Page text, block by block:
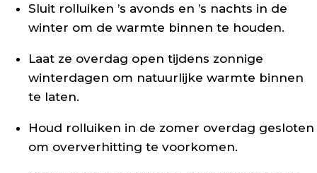
Sluit rolluiken ’s avonds en ’s nachts in de
winter om de warmte binnen te houden.
Laat ze overdag open tijdens zonnige
winterdagen om natuurlijke warmte binnen
te laten.
Houd rolluiken in de zomer overdag gesloten
om oververhitting te voorkomen.